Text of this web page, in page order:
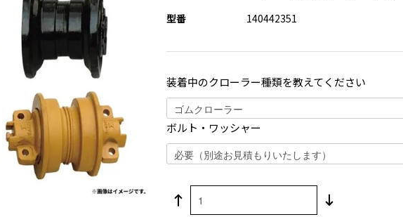
型番 140442351
装着中のクローラー種類を教えてください
ボルト・ワッシャー